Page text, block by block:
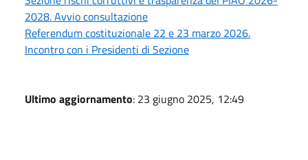
2028. Avvio consultazione
Referendum costituzionale 22 e 23 marzo 2026.
Incontro con i Presidenti di Sezione
Ultimo aggiornamento: 23 giugno 2025, 12:49